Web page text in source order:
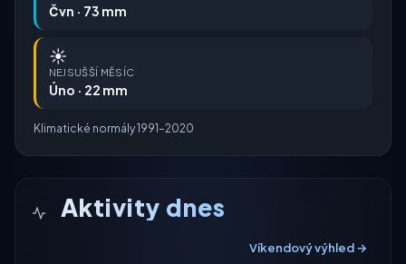
Čvn · 73 mm
☀️
NEJSUŠŠÍ MĚSÍC
Úno · 22 mm
Klimatické normály 1991–2020
Aktivity dnes
Víkendový výhled →